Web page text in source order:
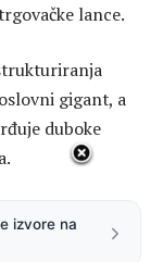
lance.
gigant, a
duboke
izvore na